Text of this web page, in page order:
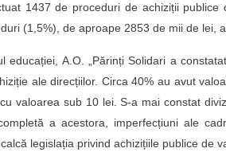
1437 de proceduri de achiziții
(1,5%), de aproape 2853 de mii de lei,
educației, A.O. „Părinți Solidari a
ale direcțiilor. Circa 40% au avut
valoarea sub 10 lei. S-a mai constat
a acestora, imperfecțiuni ale
legislația privind achizițiile publice de